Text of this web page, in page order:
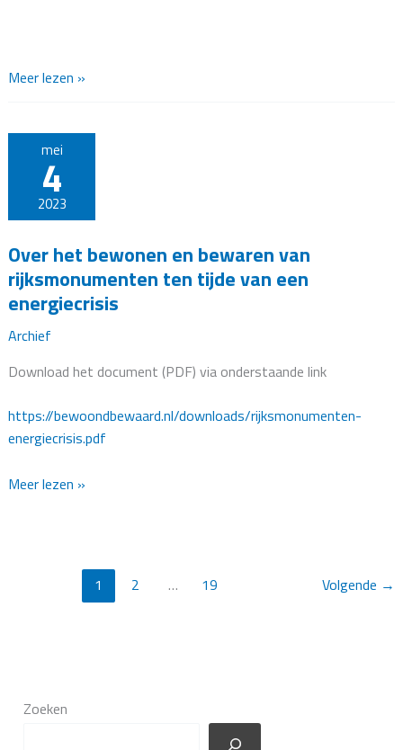
Algemene
september
Meer lezen »
mei
4
2023
Over het bewonen en bewaren van
rijksmonumenten ten tijde van een
energiecrisis
Archief
Download het document (PDF) via onderstaande link
https://bewoondbewaard.nl/downloads/rijksmonumenten-
energiecrisis.pdf
Over
een
Meer lezen »
1 2 … 19 Volgende →
Zoeken